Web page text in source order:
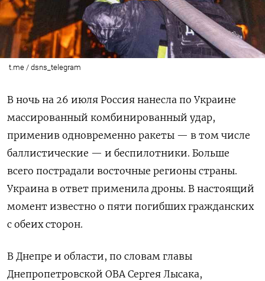
t.me / dsns_telegram
В ночь на 26 июля Россия нанесла по Украине
массированный комбинированный удар,
применив одновременно ракеты — в том числе
баллистические — и беспилотники. Больше
всего пострадали восточные регионы страны.
Украина в ответ применила дроны. В настоящий
момент известно о пяти погибших гражданских
с обеих сторон.
В Днепре и области, по словам главы
Днепропетровской ОВА Сергея Лысака,